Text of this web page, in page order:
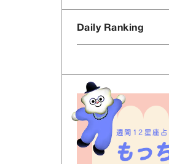
Daily Ranking
週間12星座占